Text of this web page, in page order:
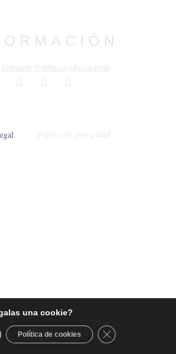
contacto@rebecacidvela.com
Politica de privacidad
una cookie?
Política de cookies Cerrar el banner